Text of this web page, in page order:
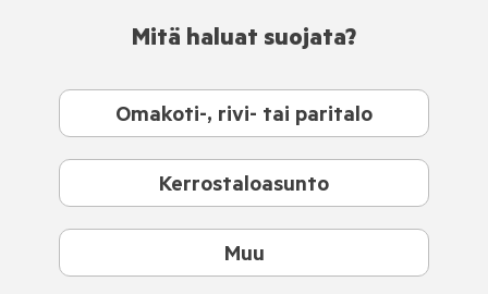
Mitä haluat suojata?
Omakoti-, rivi- tai paritalo
Kerrostaloasunto
Muu